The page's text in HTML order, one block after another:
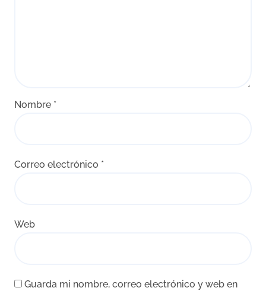
Nombre *
Correo electrónico *
Web
Guarda mi nombre, correo electrónico y web en